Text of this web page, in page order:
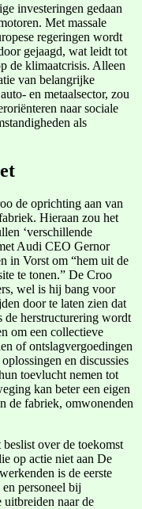
investeringen gedaan
Met massale
regeringen wordt
gejaagd, wat leidt tot
de klimaatcrisis. Alleen
van belangrijke
en metaalsector, zou
naar sociale
als
de oprichting aan van
Hieraan zou het
‘verschillende
Audi CEO Gernor
in Vorst om “hem uit de
te tonen.” De Croo
wel is hij bang voor
door te laten zien dat
de herstructurering wordt
om een collectieve
of ontslagvergoedingen
en discussies
toevlucht nemen tot
kan beter een eigen
de fabriek, omwonenden
over de toekomst
op actie niet aan De
is de eerste
personeel bij
uitbreiden naar de